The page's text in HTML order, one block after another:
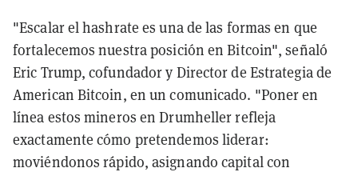
"Escalar el hashrate es una de las formas en que
fortalecemos nuestra posición en Bitcoin", señaló
Eric Trump, cofundador y Director de Estrategia de
American Bitcoin, en un comunicado. "Poner en
línea estos mineros en Drumheller refleja
exactamente cómo pretendemos liderar:
moviéndonos rápido, asignando capital con